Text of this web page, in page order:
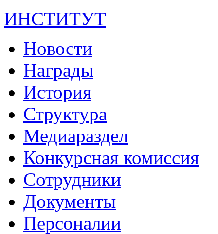
ИНСТИТУТ
Новости
Награды
История
Структура
Медиараздел
Конкурсная комиссия
Сотрудники
Документы
Персоналии